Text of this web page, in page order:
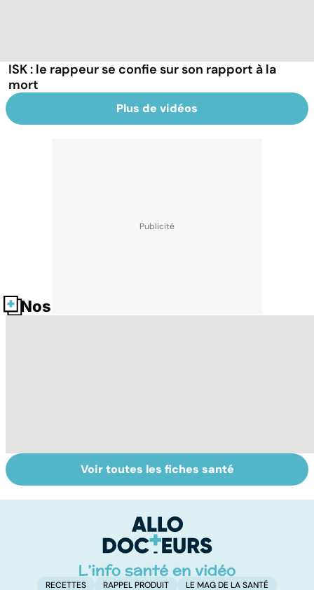
ISK : le rappeur se confie sur son rapport à la
mort
Plus de vidéos
Nos fiches santé
La tuberculose
pulmonaire
Tout savoir sur
les infections
Voir toutes les fiches santé
RECETTES RAPPEL PRODUIT LE MAG DE LA SANTÉ